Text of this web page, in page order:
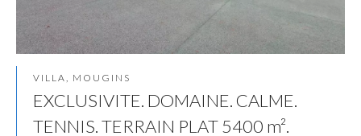
VILLA, MOUGINS
EXCLUSIVITE. DOMAINE. CALME.
TENNIS. TERRAIN PLAT 5400 m².